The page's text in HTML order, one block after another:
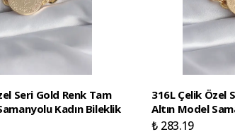
Seri Gold Renk Tam
Kadın Bileklik
316L Çelik Özel
Altın Model
₺ 283.19